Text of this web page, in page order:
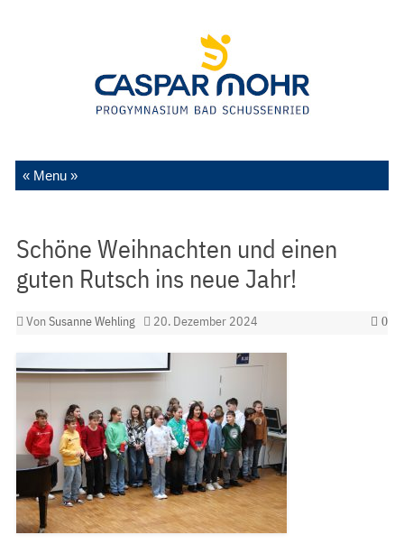
Zum Inhalt springen
Schöne Weihnachten und einen
guten Rutsch ins neue Jahr!
VonSusanne Wehling 20. Dezember 2024 0